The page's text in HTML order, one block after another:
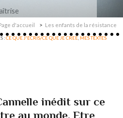
d'accueil Les enfants de la résistance
:CE QUE J'ECRIS/CE QUE JE CREE MES TEXTES
inédit sur ce
au monde, Etre